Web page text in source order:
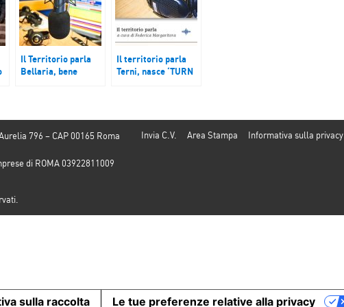
Il Territorio parla
Bellaria, bene
Classico Legnani:
l’educazione civica
innovativa; Brindisi,
si discute sulla
Il territorio parla
Terni, nasce ‘TURN
apre la galleria;
Rimini: i viaggi
Invia C.V. Area Stampa Informativa sulla privacy
796 – CAP 00165 Roma
di ROMA 03922811009
sulla raccolta Le tue preferenze relative alla privacy